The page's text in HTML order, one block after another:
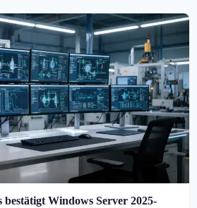
Windows Server 2025-